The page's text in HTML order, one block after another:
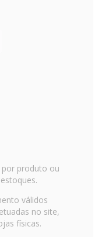
produto ou
válidos
no site,
físicas.